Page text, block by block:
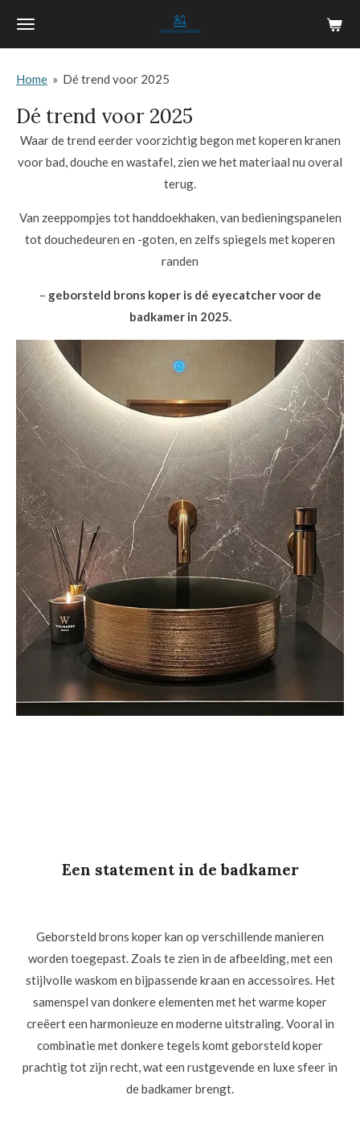
Ga
de
hoofdinhoud
Home » Dé trend voor 2025
Dé trend voor 2025
Waar de trend eerder voorzichtig begon met koperen kranen
voor bad, douche en wastafel, zien we het materiaal nu overal
terug.
Van zeeppompjes tot handdoekhaken, van bedieningspanelen
tot douchedeuren en -goten, en zelfs spiegels met koperen
randen
– geborsteld brons koper is dé eyecatcher voor de
badkamer in 2025.
Een statement in de badkamer
Geborsteld brons koper kan op verschillende manieren
worden toegepast. Zoals te zien in de afbeelding, met een
stijlvolle waskom en bijpassende kraan en accessoires. Het
samenspel van donkere elementen met het warme koper
creëert een harmonieuze en moderne uitstraling. Vooral in
combinatie met donkere tegels komt geborsteld koper
prachtig tot zijn recht, wat een rustgevende en luxe sfeer in
de badkamer brengt.